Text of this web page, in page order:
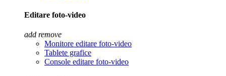
Editare foto-video
add remove
Monitore editare foto-video
Tablete grafice
Console editare foto-video